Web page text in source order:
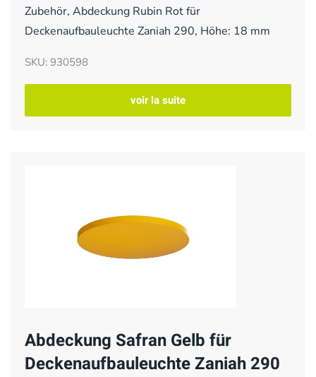
Zubehör, Abdeckung Rubin Rot für
Deckenaufbauleuchte Zaniah 290, Höhe: 18 mm
SKU: 930598
voir la suite
Abdeckung Safran Gelb für
Deckenaufbauleuchte Zaniah 290